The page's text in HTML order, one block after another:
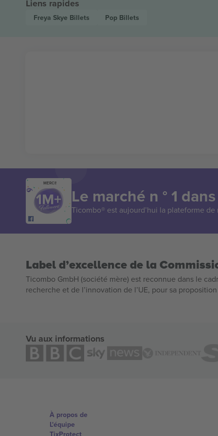
Liens rapides
Freya Skye Billets Pop Billets
MERCI!
Le marché n ° 1
Ticombo® est aujourd’hui la plateforme
Label d’excellence de la
Ticombo GmbH (société mère) est reconnue dans le
recherche et de l’innovation de l’UE, pour sa
Vu aux informations
À propos de
L'équipe
TixProtect